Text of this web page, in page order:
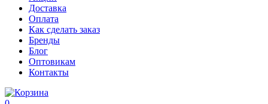
Доставка
Оплата
Как сделать заказ
Бренды
Блог
Оптовикам
Контакты